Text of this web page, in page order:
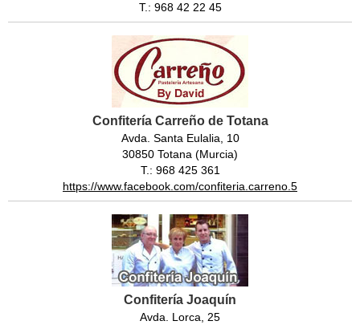
T.: 968 42 22 45
Confitería Carreño de Totana
Avda. Santa Eulalia, 10
30850 Totana (Murcia)
T.: 968 425 361
https://www.facebook.com/confiteria.carreno.5
Confitería Joaquín
Avda. Lorca, 25